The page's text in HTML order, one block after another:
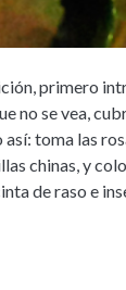
primero
no se vea,
así: toma las
chinas, y
de raso e